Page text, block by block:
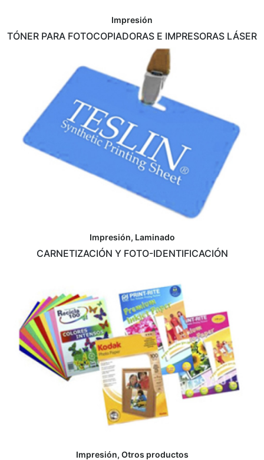
Impresión
TÓNER PARA FOTOCOPIADORAS E IMPRESORAS LÁSER
Impresión, Laminado
CARNETIZACIÓN Y FOTO-IDENTIFICACIÓN
Impresión, Otros productos